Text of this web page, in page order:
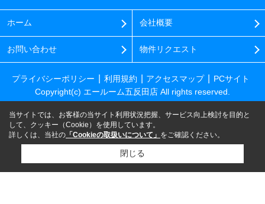
ホーム 会社概要
お問い合わせ 物件リクエスト
プライバシーポリシー 利用規約 アクセスマップ
PCサイト
Copyright(c) エールーム五反田店 All rights reserved.
当サイトでは、お客様の当サイト利用状況把握、サービス向上検討を目的と
して、クッキー（Cookie）を使用しています。
詳しくは、当社の 「Cookieの取扱いについて」 をご確認ください。
閉じる